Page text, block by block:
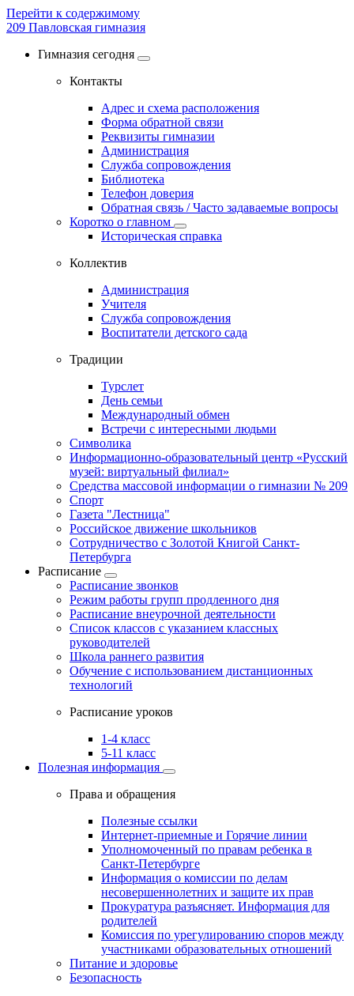
Перейти к содержимому
209 Павловская гимназия
Гимназия сегодня
Контакты
Адрес и схема расположения
Форма обратной связи
Реквизиты гимназии
Администрация
Служба сопровождения
Библиотека
Телефон доверия
Обратная связь / Часто задаваемые вопросы
Коротко о главном
Историческая справка
Коллектив
Администрация
Учителя
Служба сопровождения
Воспитатели детского сада
Традиции
Турслет
День семьи
Международный обмен
Встречи с интересными людьми
Символика
Информационно-образовательный центр «Русский
музей: виртуальный филиал»
Средства массовой информации о гимназии № 209
Спорт
Газета "Лестница"
Российское движение школьников
Сотрудничество с Золотой Книгой Санкт-
Петербурга
Расписание
Расписание звонков
Режим работы групп продленного дня
Расписание внеурочной деятельности
Список классов с указанием классных
руководителей
Школа раннего развития
Обучение с использованием дистанционных
технологий
Расписание уроков
1-4 класс
5-11 класс
Полезная информация
Права и обращения
Полезные ссылки
Интернет-приемные и Горячие линии
Уполномоченный по правам ребенка в
Санкт-Петербурге
Информация о комиссии по делам
несовершеннолетних и защите их прав
Прокуратура разъясняет. Информация для
родителей
Комиссия по урегулированию споров между
участниками образовательных отношений
Питание и здоровье
Безопасность